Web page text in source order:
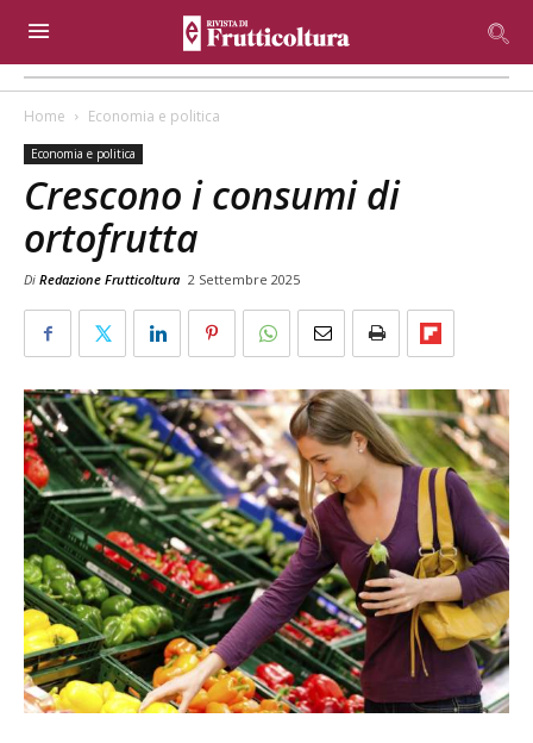
Home Economia e politica
Economia e politica
Crescono i consumi di
ortofrutta
Di Redazione Frutticoltura 2 Settembre 2025